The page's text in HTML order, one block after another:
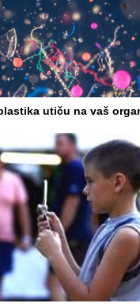
utiču na vaš